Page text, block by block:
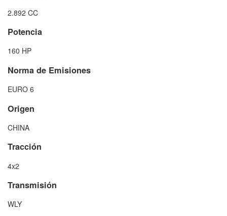
2.892 CC
Potencia
160 HP
Norma de Emisiones
EURO 6
Origen
CHINA
Tracción
4x2
Transmisión
WLY